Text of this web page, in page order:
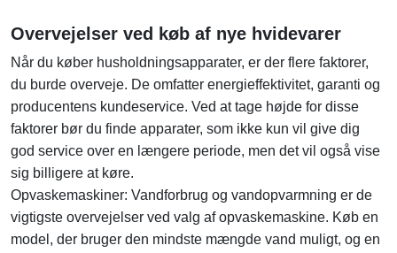
Overvejelser ved køb af nye hvidevarer
Når du køber husholdningsapparater, er der flere faktorer,
du burde overveje. De omfatter energieffektivitet, garanti og
producentens kundeservice. Ved at tage højde for disse
faktorer bør du finde apparater, som ikke kun vil give dig
god service over en længere periode, men det vil også vise
sig billigere at køre.
Opvaskemaskiner: Vandforbrug og vandopvarmning er de
vigtigste overvejelser ved valg af opvaskemaskine. Køb en
model, der bruger den mindste mængde vand muligt, og en